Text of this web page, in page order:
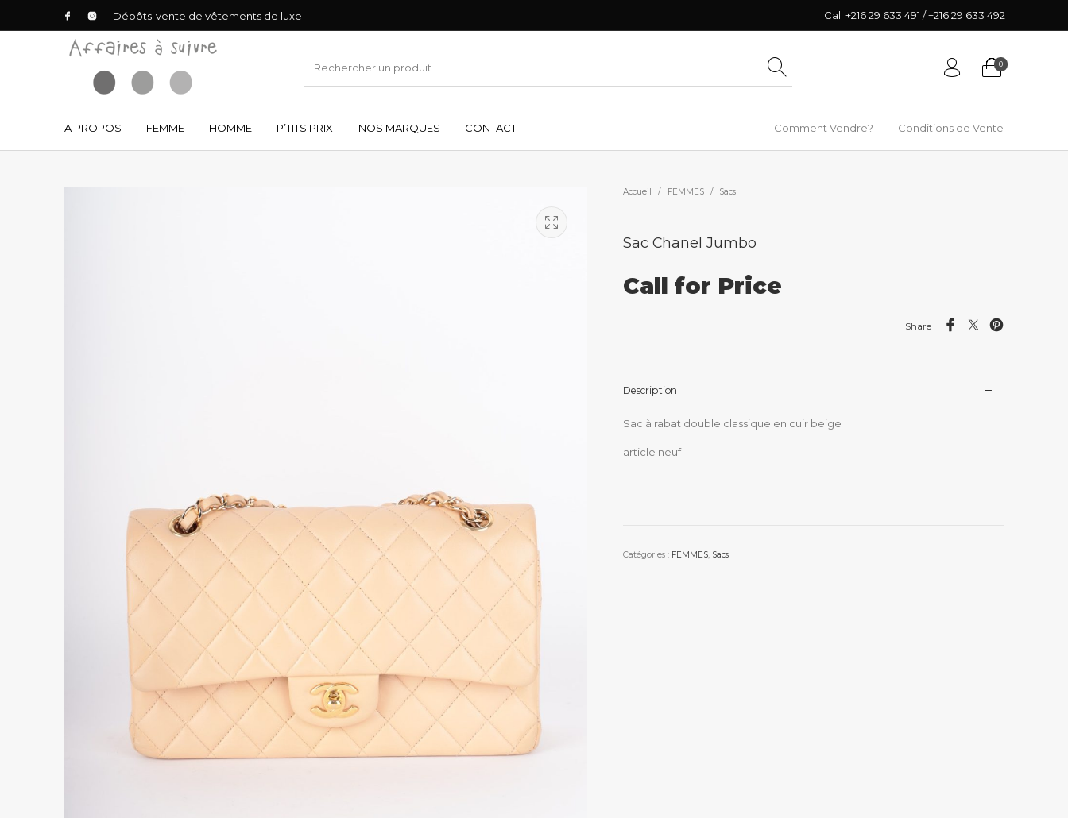
Dépôts-vente de vêtements de luxe Call +216 29 633 491 / +216 29 633 492
0
A PROPOS FEMME HOMME P’TITS PRIX NOS MARQUES CONTACT Comment Vendre? Conditions de Vente
Accueil / FEMMES / Sacs
Sac Chanel Jumbo
Call for Price
Share
Description
Sac à rabat double classique en cuir beige
article neuf
Catégories : FEMMES, Sacs